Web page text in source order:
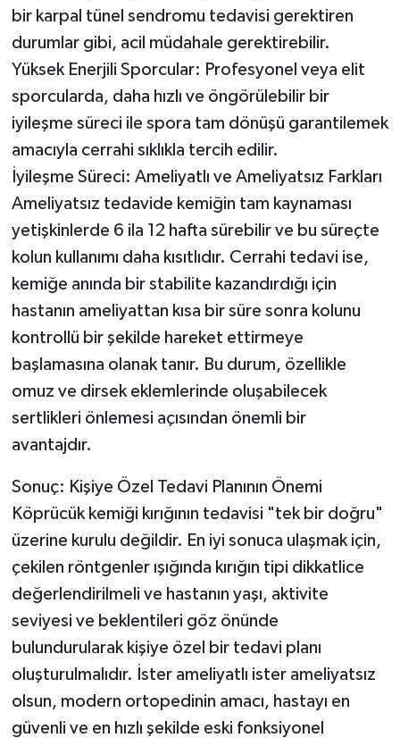
bir karpal tünel sendromu tedavisi gerektiren
durumlar gibi, acil müdahale gerektirebilir.
Yüksek Enerjili Sporcular: Profesyonel veya elit
sporcularda, daha hızlı ve öngörülebilir bir
iyileşme süreci ile spora tam dönüşü garantilemek
amacıyla cerrahi sıklıkla tercih edilir.
İyileşme Süreci: Ameliyatlı ve Ameliyatsız Farkları
Ameliyatsız tedavide kemiğin tam kaynaması
yetişkinlerde 6 ila 12 hafta sürebilir ve bu süreçte
kolun kullanımı daha kısıtlıdır. Cerrahi tedavi ise,
kemiğe anında bir stabilite kazandırdığı için
hastanın ameliyattan kısa bir süre sonra kolunu
kontrollü bir şekilde hareket ettirmeye
başlamasına olanak tanır. Bu durum, özellikle
omuz ve dirsek eklemlerinde oluşabilecek
sertlikleri önlemesi açısından önemli bir
avantajdır.
Sonuç: Kişiye Özel Tedavi Planının Önemi
Köprücük kemiği kırığının tedavisi "tek bir doğru"
üzerine kurulu değildir. En iyi sonuca ulaşmak için,
çekilen röntgenler ışığında kırığın tipi dikkatlice
değerlendirilmeli ve hastanın yaşı, aktivite
seviyesi ve beklentileri göz önünde
bulundurularak kişiye özel bir tedavi planı
oluşturulmalıdır. İster ameliyatlı ister ameliyatsız
olsun, modern ortopedinin amacı, hastayı en
güvenli ve en hızlı şekilde eski fonksiyonel